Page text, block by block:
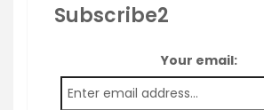
Subscribe2
Your email: